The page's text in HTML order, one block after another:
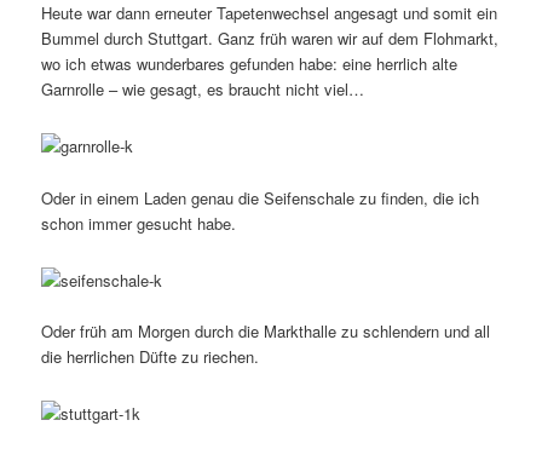
Heute war dann erneuter Tapetenwechsel angesagt und somit ein
Bummel durch Stuttgart. Ganz früh waren wir auf dem Flohmarkt,
wo ich etwas wunderbares gefunden habe: eine herrlich alte
Garnrolle – wie gesagt, es braucht nicht viel…
Oder in einem Laden genau die Seifenschale zu finden, die ich
schon immer gesucht habe.
Oder früh am Morgen durch die Markthalle zu schlendern und all
die herrlichen Düfte zu riechen.